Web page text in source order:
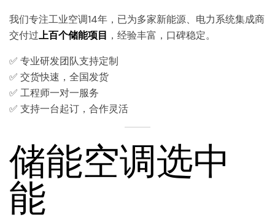
我们专注工业空调14年，已为多家新能源、电力系统集成商
交付过上百个储能项目 ，经验丰富，口碑稳定。
✅ 专业研发团队支持定制
✅ 交货快速，全国发货
✅ 工程师一对一服务
✅ 支持一台起订，合作灵活
储能空调选中
能